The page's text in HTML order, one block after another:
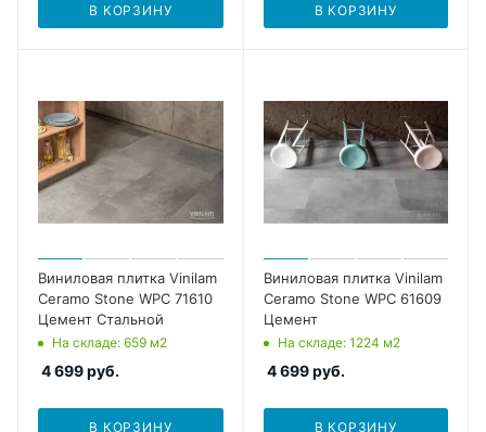
В КОРЗИНУ В КОРЗИНУ
Виниловая плитка Vinilam
Ceramo Stone WPC 71610
Цемент Стальной
На складе: 659 м2
4 699руб.
В КОРЗИНУ
Виниловая плитка Vinilam
Ceramo Stone WPC 61609
Цемент
На складе: 1224 м2
4 699руб.
В КОРЗИНУ